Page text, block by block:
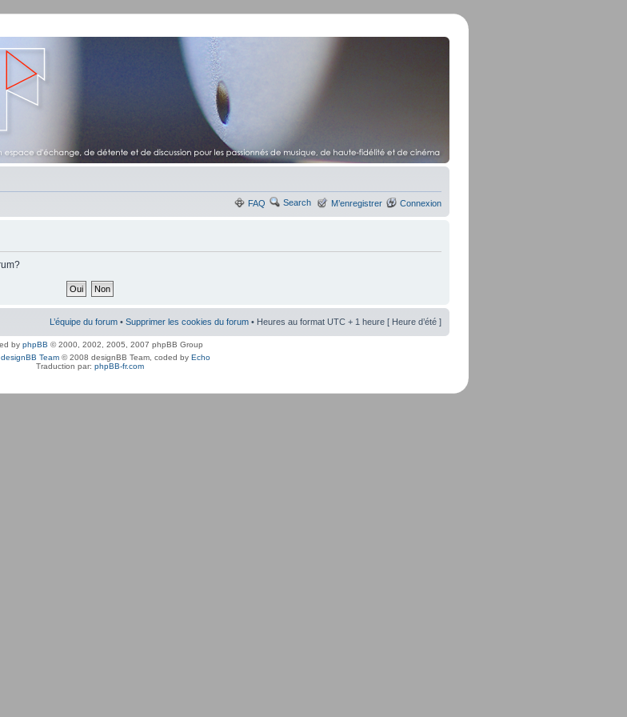
FAQ Search M’enregistrer Connexion
L’équipe du forum • Supprimer les cookies du forum • Heures au format UTC + 1 heure [ Heure d’été ]
by phpBB © 2000, 2002, 2005, 2007 phpBB Group
designBB Team © 2008 designBB Team, coded by Echo
Traduction par: phpBB-fr.com